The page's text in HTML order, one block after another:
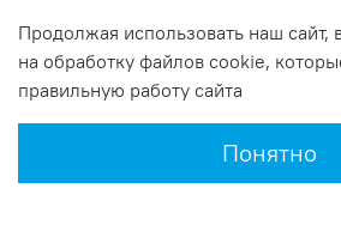
Оферта и политика
Интернет-магазин создан на InSales
Продолжая использовать наш сайт,
на обработку файлов cookie,
правильную работу сайта
Понятно